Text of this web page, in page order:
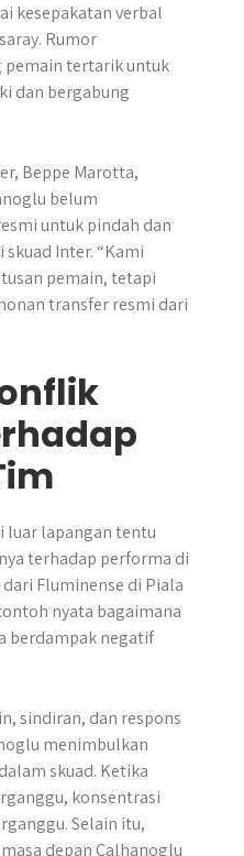
kesepakatan verbal
Rumor
pemain tertarik untuk
dan bergabung
Beppe Marotta,
belum
untuk pindah dan
Inter. “Kami
pemain, tetapi
transfer resmi dari
luar lapangan tentu
terhadap performa di
Fluminense di Piala
nyata bagaimana
berdampak negatif
sindiran, dan respons
menimbulkan
skuad. Ketika
konsentrasi
Selain itu,
depan Calhanoglu